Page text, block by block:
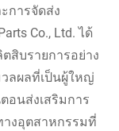
การจัดส่ง
Co., Ltd. ได้
สิบรายการอย่าง
ลผลที่เป็นผู้ใหญ่
นส่งเสริมการ
างอุตสาหกรรมที่